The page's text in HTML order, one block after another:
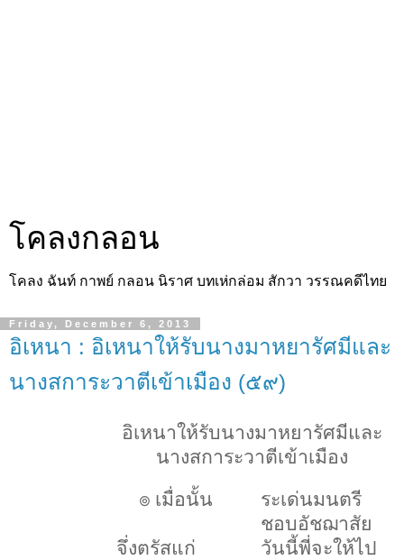
โคลงกลอน
โคลง ฉันท์ กาพย์ กลอน นิราศ บทเห่กล่อม สักวา วรรณคดีไทย
Friday, December 6, 2013
อิเหนา : อิเหนาให้รับนางมาหยารัศมีและ
นางสการะวาตีเข้าเมือง (๕๙)
อิเหนาให้รับนางมาหยารัศมีและ
นางสการะวาตีเข้าเมือง
๏ เมื่อนั้น
ระเด่นมนตรี
ชอบอัชฌาสัย
จึ่งตรัสแก่
วันนี้พี่จะให้ไป